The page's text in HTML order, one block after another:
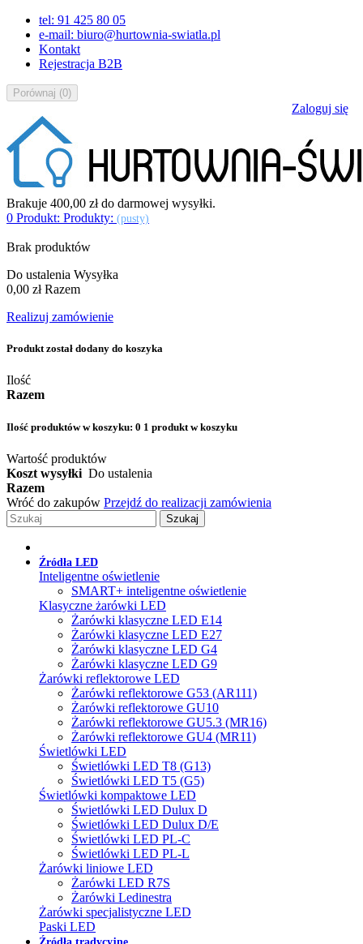
tel: 91 425 80 05
e-mail: biuro@hurtownia-swiatla.pl
Kontakt
Rejestracja B2B
Porównaj (0)
Zaloguj się
Brakuje 400,00 złdo darmowej wysyłki.
0 Produkt: Produkty: (pusty)
Brak produktów
Do ustalenia Wysyłka
0,00 zł Razem
Realizuj zamówienie
Produkt został dodany do koszyka
Ilość
Razem
Ilość produktów w koszyku: 0 1 produkt w koszyku
Wartość produktów
Koszt wysyłki Do ustalenia
Razem
Wróć do zakupów Przejdź do realizacji zamówienia
Szukaj
Źródła LED
Inteligentne oświetlenie
SMART+ inteligentne oświetlenie
Klasyczne żarówki LED
Żarówki klasyczne LED E14
Żarówki klasyczne LED E27
Żarówki klasyczne LED G4
Żarówki klasyczne LED G9
Żarówki reflektorowe LED
Żarówki reflektorowe G53 (AR111)
Żarówki reflektorowe GU10
Żarówki reflektorowe GU5.3 (MR16)
Żarówki reflektorowe GU4 (MR11)
Świetlówki LED
Świetlówki LED T8 (G13)
Świetlówki LED T5 (G5)
Świetlówki kompaktowe LED
Świetlówki LED Dulux D
Świetlówki LED Dulux D/E
Świetlówki LED PL-C
Świetlówki LED PL-L
Żarówki liniowe LED
Żarówki LED R7S
Żarówki Ledinestra
Żarówki specjalistyczne LED
Paski LED